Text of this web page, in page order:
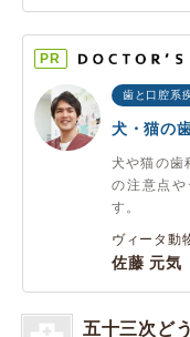
PR
歯と口腔系
犬・猫の
犬や猫の歯
の注意点
す。
ヴィータ動
佐藤 元気
五十三次ど